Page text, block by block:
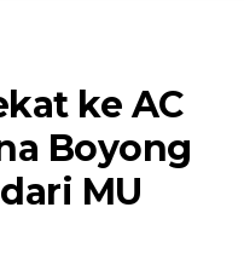
ke AC
Boyong
MU